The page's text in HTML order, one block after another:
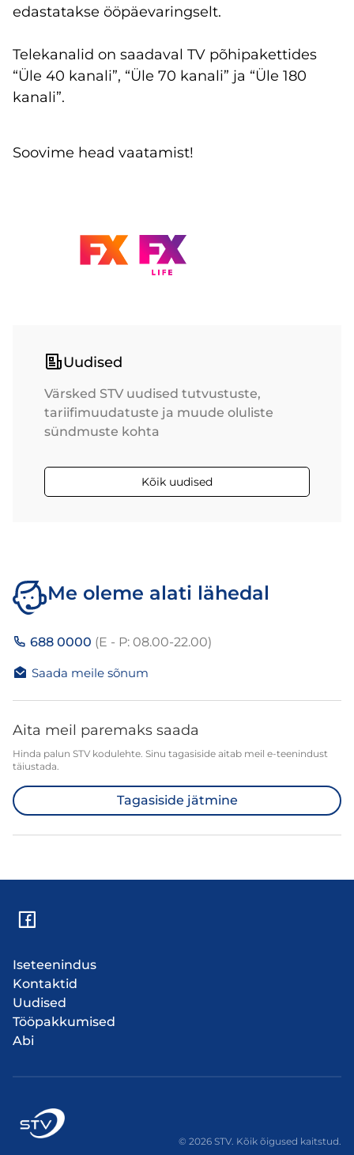
edastatakse ööpäevaringselt.
Telekanalid on saadaval TV põhipakettides
“Üle 40 kanali”, “Üle 70 kanali” ja “Üle 180
kanali”.
Soovime head vaatamist!
Uudised
Värsked STV uudised tutvustuste,
tariifimuudatuste ja muude oluliste
sündmuste kohta
Kõik uudised
Me oleme alati lähedal
688 0000 (E - P: 08.00-22.00)
Saada meile sõnum
Aita meil paremaks saada
Hinda palun STV kodulehte. Sinu tagasiside aitab meil e-teenindust
täiustada.
Tagasiside jätmine
Iseteenindus
Kontaktid
Uudised
Tööpakkumised
Abi
© 2026 STV. Kõik õigused kaitstud.